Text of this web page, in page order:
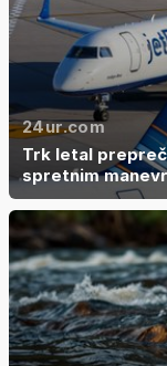
24ur.com
Trk letal
spretnim